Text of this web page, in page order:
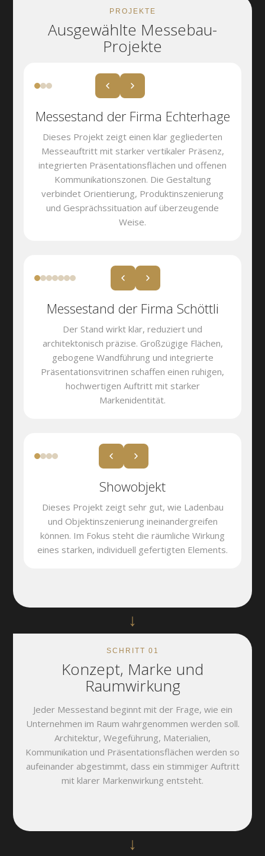
PROJEKTE
Ausgewählte Messebau-
Projekte
Messestand der Firma Echterhage
Dieses Projekt zeigt einen klar gegliederten
Messeauftritt mit starker vertikaler Präsenz,
integrierten Präsentationsflächen und offenen
Kommunikationszonen. Die Gestaltung
verbindet Orientierung, Produktinszenierung
und Gesprächssituation auf überzeugende
Weise.
Messestand der Firma Schöttli
Der Stand wirkt klar, reduziert und
architektonisch präzise. Großzügige Flächen,
gebogene Wandführung und integrierte
Präsentationsvitrinen schaffen einen ruhigen,
hochwertigen Auftritt mit starker
Markenidentität.
Showobjekt
Dieses Projekt zeigt sehr gut, wie Ladenbau
und Objektinszenierung ineinandergreifen
können. Im Fokus steht die räumliche Wirkung
eines starken, individuell gefertigten Elements.
↓
SCHRITT 01
Konzept, Marke und
Raumwirkung
Jeder Messestand beginnt mit der Frage, wie ein
Unternehmen im Raum wahrgenommen werden soll.
Architektur, Wegeführung, Materialien,
Kommunikation und Präsentationsflächen werden so
aufeinander abgestimmt, dass ein stimmiger Auftritt
mit klarer Markenwirkung entsteht.
↓